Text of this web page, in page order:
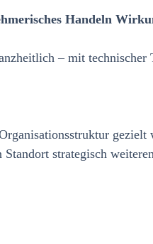
Handeln
– mit
strategisch